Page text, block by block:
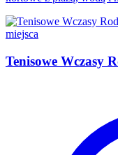
miejsca
Tenisowe Wczasy